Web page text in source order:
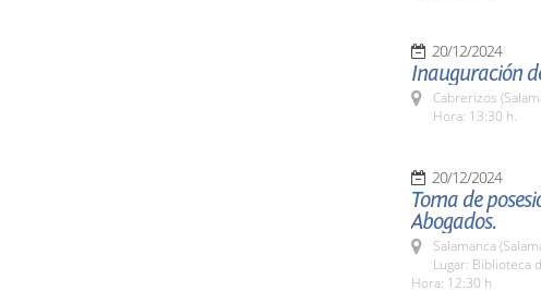
20/12/2024
Inauguración
Cabrerizos
Hora: 13:30 h.
20/12/2024
Toma de
Abogados.
Salamanca
Lugar: Biblioteca
Hora: 12:30 h